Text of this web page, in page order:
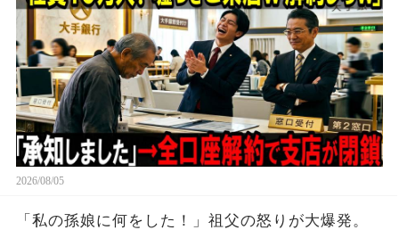
2026/08/05
「私の孫娘に何をした！」祖父の怒りが大爆発。